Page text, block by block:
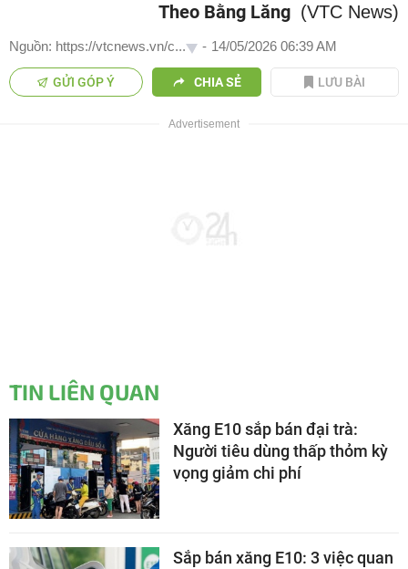
Theo Bằng Lăng (VTC News)
Nguồn: https://vtcnews.vn/c... - 14/05/2026 06:39 AM
GỬI GÓP Ý CHIA SẺ LƯU BÀI
TIN LIÊN QUAN
Xăng E10 sắp bán đại trà:
Người tiêu dùng thấp thỏm kỳ
vọng giảm chi phí
Sắp bán xăng E10: 3 việc quan